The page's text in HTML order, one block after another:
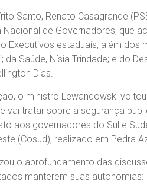
Santo, Renato Casagrande
Nacional de Governadores, que
Executivos estaduais, além dos
da Saúde, Nísia Trindade; e do
Dias.
o ministro Lewandowski
vai tratar sobre a segurança
aos governadores do Sul e
(Cosud), realizado em Pedra
o aprofundamento das
manterem suas autonomias: